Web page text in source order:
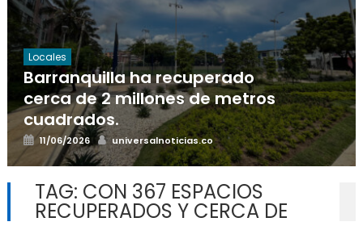
Locales
Barranquilla ha recuperado
cerca de 2 millones de metros
cuadrados.
Posted
on
11/06/2026 Author
universalnoticias.co
TAG: CON 367 ESPACIOS
RECUPERADOS Y CERCA DE